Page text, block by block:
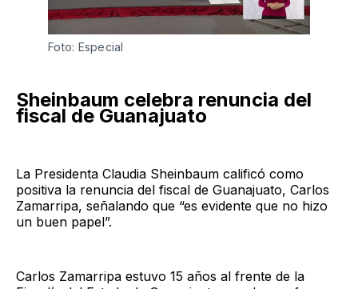
Foto: Especial
Sheinbaum celebra renuncia del
fiscal de Guanajuato
La Presidenta Claudia Sheinbaum calificó como
positiva la renuncia del fiscal de Guanajuato, Carlos
Zamarripa, señalando que “es evidente que no hizo
un buen papel”.
Carlos Zamarripa estuvo 15 años al frente de la